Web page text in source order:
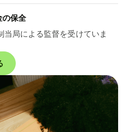
の保全
当局による監督を受けていま